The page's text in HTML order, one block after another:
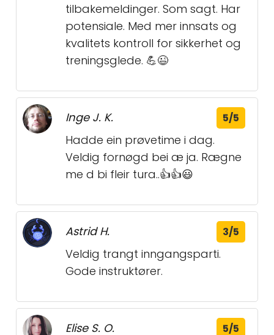
tilbakemeldinger. Som sagt. Har
potensiale. Med mer innsats og
kvalitets kontroll for sikkerhet og
treningsglede. 💪😉
Inge J. K. 5/5
Hadde ein prøvetime i dag.
Veldig fornøgd bei æ ja. Rægne
me d bi fleir tura..👍👍😃
Astrid H. 3/5
Veldig trangt inngangsparti.
Gode instruktører.
Elise S. O. 5/5